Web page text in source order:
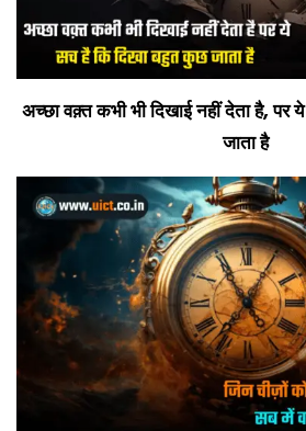
अच्छा वक़्त कभी भी दिखाई नहीं देता है,
जाता है